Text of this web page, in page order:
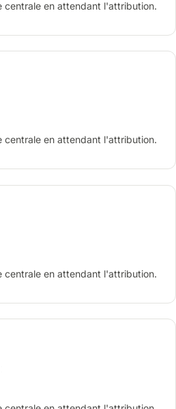
centrale en attendant l'attribution.
centrale en attendant l'attribution.
centrale en attendant l'attribution.